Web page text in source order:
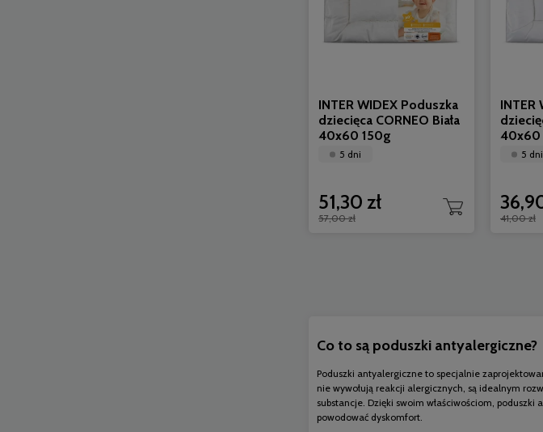
INTER WIDEX Poduszka
dziecięca CORNEO Biała
40x60 150g
5 dni
51,30 zł
57,00 zł
INTER
40x60
5 dni
41,00 zł
Co to są poduszki antyalergiczne?
Poduszki antyalergiczne to specjalnie
nie wywołują reakcji alergicznych, są idealnym
substancje. Dzięki swoim właściwościom,
powodować dyskomfort.